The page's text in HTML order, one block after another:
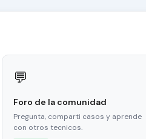
💬
Foro de la comunidad
Pregunta, comparti casos y aprende
con otros tecnicos.